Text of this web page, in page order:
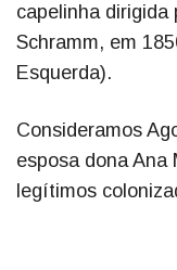
capelinha dirigida
Schramm, em
Esquerda).
Consideramos
esposa dona Ana
legítimos